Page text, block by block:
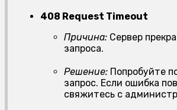
408 Request Timeout
Причина: Сервер
запроса.
Решение: Попробуйте
запрос. Если ошибка
свяжитесь с